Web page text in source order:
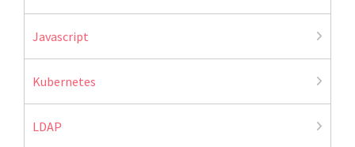
Javascript
Kubernetes
LDAP